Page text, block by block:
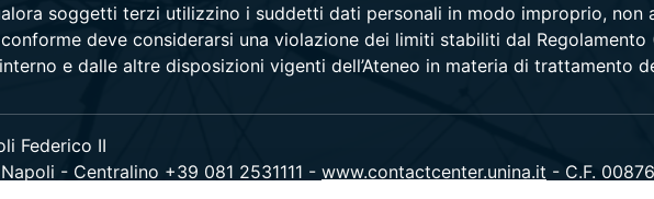
soggetti terzi utilizzino i suddetti dati personali in modo improprio, non
deve considerarsi una violazione dei limiti stabiliti dal
e dalle altre disposizioni vigenti dell’Ateneo in materia di trattamento
Federico II
- Centralino +39 081 2531111 - www.contactcenter.unina.it - C.F.